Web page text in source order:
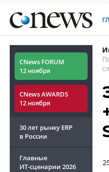
CNews FORUM
12 ноября
CNews AWARDS
12 ноября
30 лет рынку ERP
в России
Главные
ИТ-сценарии 2026